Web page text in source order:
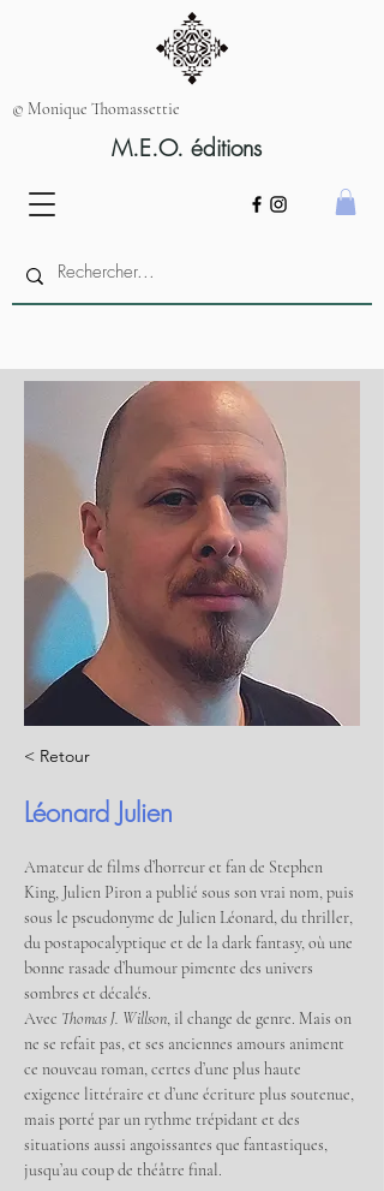
M.E.O. éditions
© Monique Thomassettie
< Retour
Léonard Julien
Amateur de films d’horreur et fan de Stephen
King, Julien Piron a publié sous son vrai nom, puis
sous le pseudonyme de Julien Léonard, du thriller,
du postapocalyptique et de la dark fantasy, où une
bonne rasade d’humour pimente des univers
sombres et décalés.
Avec Thomas J. Willson, il change de genre. Mais on
ne se refait pas, et ses anciennes amours animent
ce nouveau roman, certes d’une plus haute
exigence littéraire et d’une écriture plus soutenue,
mais porté par un rythme trépidant et des
situations aussi angoissantes que fantastiques,
jusqu’au coup de théâtre final.